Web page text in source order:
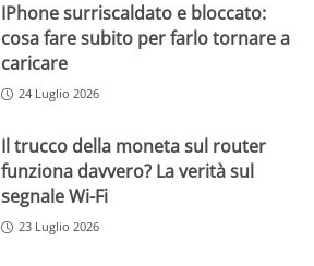
IPhone surriscaldato e bloccato:
cosa fare subito per farlo tornare a
caricare
24 Luglio 2026
Il trucco della moneta sul router
funziona davvero? La verità sul
segnale Wi-Fi
23 Luglio 2026